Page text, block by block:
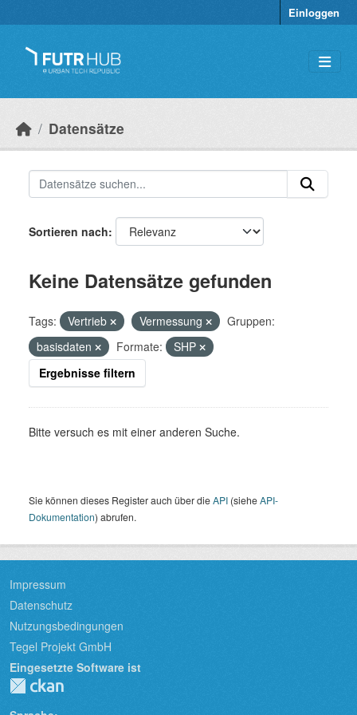
Einloggen
Datensätze
Sortieren nach
Keine Datensätze gefunden
Tags: Vertrieb Vermessung
Gruppen:
basisdaten
Formate:
SHP
Ergebnisse filtern
Bitte versuch es mit einer anderen Suche.
Sie können dieses Register auch über dieAPI (sieheAPI-
Dokumentation) abrufen.
Impressum
Datenschutz
Nutzungsbedingungen
Tegel Projekt GmbH
Eingesetzte Software ist